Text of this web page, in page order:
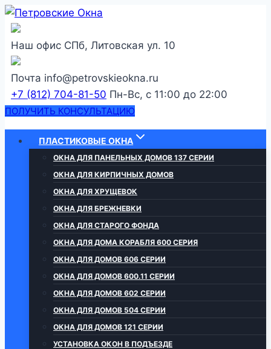
Перейти
содержанию
Наш офис СПб, Литовская ул. 10
Почта info@petrovskieokna.ru
+7 (812) 704-81-50 Пн-Вс, с 11:00 до 22:00
ПОЛУЧИТЬ КОНСУЛЬТАЦИЮ
ПЛАСТИКОВЫЕ ОКНА
ОКНА ДЛЯ ПАНЕЛЬНЫХ ДОМОВ 137 СЕРИИ
ОКНА ДЛЯ КИРПИЧНЫХ ДОМОВ
ОКНА ДЛЯ ХРУЩЕВОК
ОКНА ДЛЯ БРЕЖНЕВКИ
ОКНА ДЛЯ СТАРОГО ФОНДА
ОКНА ДЛЯ ДОМА КОРАБЛЯ 600 СЕРИЯ
ОКНА ДЛЯ ДОМОВ 606 СЕРИИ
ОКНА ДЛЯ ДОМОВ 600.11 СЕРИИ
ОКНА ДЛЯ ДОМОВ 602 СЕРИИ
ОКНА ДЛЯ ДОМОВ 504 СЕРИИ
ОКНА ДЛЯ ДОМОВ 121 СЕРИИ
УСТАНОВКА ОКОН В ПОДЪЕЗДЕ